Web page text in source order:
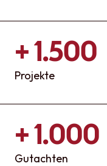
+ 1.500
Projekte
+ 1.000
Gutachten